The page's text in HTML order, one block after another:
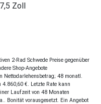
Zoll
2-Rad Schwede Preise gegenüber
Shop-Angebote
Nettodarlehensbetrag; 48 monatl.
4.860,60 €. Letzte Rate kann
Laufzeit von 48 Monaten
Bonität vorausgesetzt. Ein Angebot